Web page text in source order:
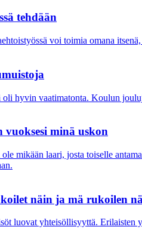
tehdään
voi toimia omana
oli hyvin vaatimatonta. Koulun
minä uskon
mikään laari, josta toiselle
näin ja mä rukoilen
luovat yhteisöllisyyttä. Erilaisten